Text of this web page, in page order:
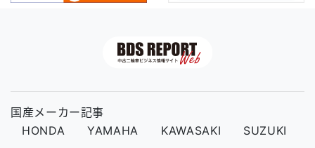
国産メーカー記事
HONDA
YAMAHA KAWASAKI SUZUKI